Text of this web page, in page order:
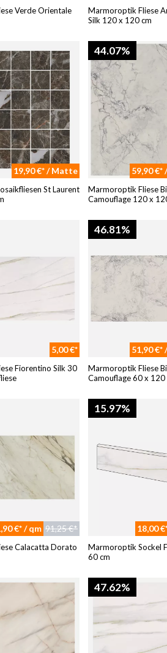
Verde Orientale
Marmoroptik Fliese
Silk 120 x 120 cm
19,90 €* / Matte
St Laurent
44.07%
59,90 €*
Marmoroptik Fliese
Camouflage 120 x
5,00 €*
Fiorentino Silk 30
46.81%
51,90 €*
Marmoroptik Fliese
Camouflage 60 x 120
€* / qm 91,25 €*
Calacatta Dorato
15.97%
18,00
Marmoroptik Sockel
60 cm
47.62%